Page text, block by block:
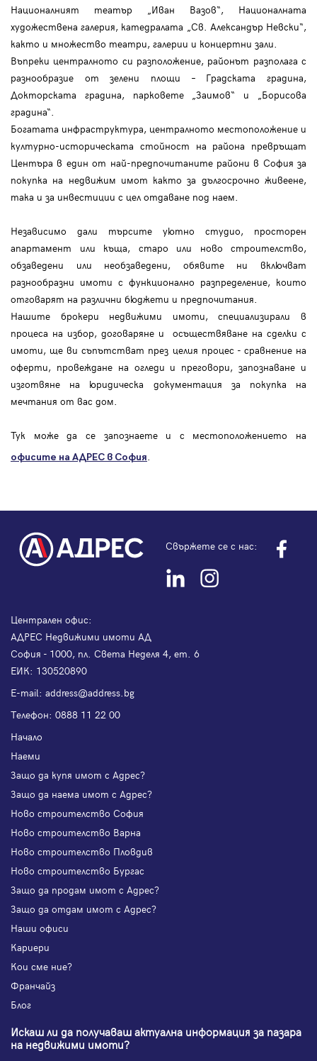
Националният театър „Иван Вазов“, Националната
художествена галерия, катедралата „Св. Александър Невски“,
както и множество театри, галерии и концертни зали.
Въпреки централното си разположение, районът разполага с
разнообразие от зелени площи – Градската градина,
Докторската градина, парковете „Заимов“ и „Борисова
градина“.
Богатата инфраструктура, централното местоположение и
културно-историческата стойност на района превръщат
Центъра в един от най-предпочитаните райони в София за
покупка на недвижим имот както за дългосрочно живеене,
така и за инвестиции с цел отдаване под наем.
Независимо дали търсите уютно студио, просторен
апартамент или къща, старо или ново строителство,
обзаведени или необзаведени, обявите ни включват
разнообразни имоти с функционално разпределение, които
отговарят на различни бюджети и предпочитания.
Нашите брокери недвижими имоти, специализирали в
процеса на избор, договаряне и осъществяване на сделки с
имоти, ще ви съпътстват през целия процес - сравнение на
оферти, провеждане на огледи и преговори, запознаване и
изготвяне на юридическа документация за покупка на
мечтания от вас дом.
Тук може да се запознаете и с местоположението на
офисите на АДРЕС в София
Свържете се с нас:
Централен офис:
АДРЕС Недвижими имоти АД
София - 1000, пл. Света Неделя 4, ет. 6
ЕИК: 130520890
Е-mail: address@address.bg
Телефон: 0888 11 22 00
Начало
Наеми
Защо да купя имот с Адрес?
Защо да наема имот с Адрес?
Ново строителство София
Ново строителство Варна
Ново строителство Пловдив
Ново строителство Бургас
Защо да продам имот с Адрес?
Защо да отдам имот с Адрес?
Наши офиси
Кариери
Кои сме ние?
Франчайз
Блог
Искаш ли да получаваш актуална информация за пазара
на недвижими имоти?